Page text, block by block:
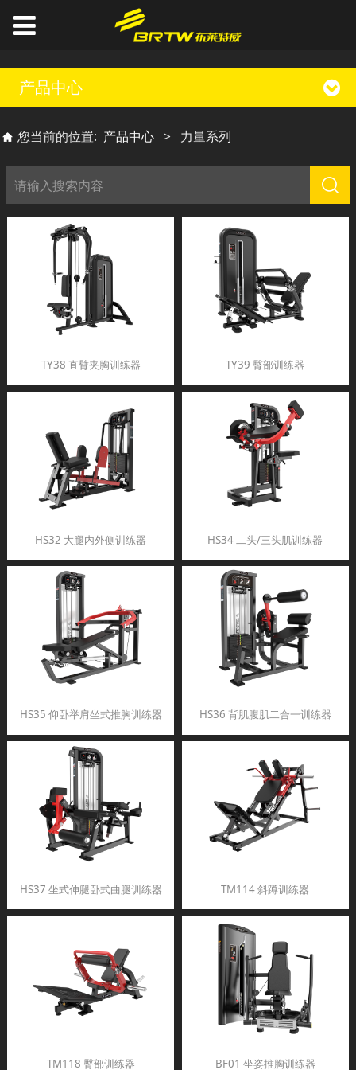
产品中心
您当前的位置: 产品中心 > 力量系列
TY38 直臂夹胸训练器 TY39 臀部训练器
HS32 大腿内外侧训练器 HS34 二头/三头肌训练器
HS35 仰卧举肩坐式推胸训练器 HS36 背肌腹肌二合一训练器
HS37 坐式伸腿卧式曲腿训练器 TM114 斜蹲训练器
TM118 臀部训练器 BF01 坐姿推胸训练器